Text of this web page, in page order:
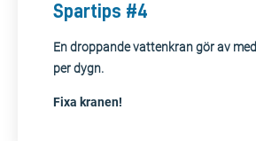
Spartips #4
En droppande vattenkran gör av med
per dygn.
Fixa kranen!